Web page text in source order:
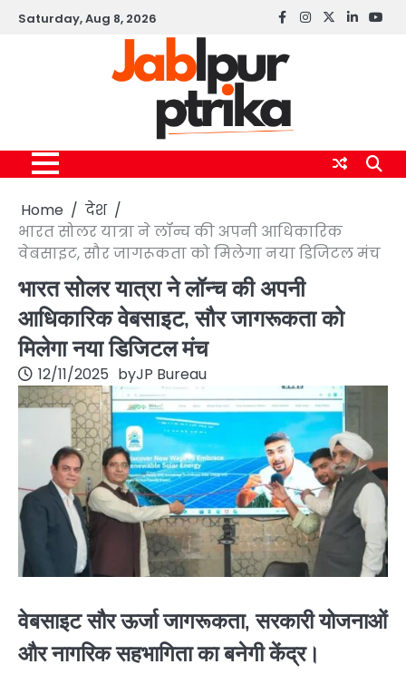
SkipSaturday, Aug 8, 2026 Facebook
instagram
twitterlinkedin
Home
देश
भारत सोलर यात्रा ने लॉन्च की अपनी आधिकारिक
वेबसाइट, सौर जागरूकता को मिलेगा नया डिजिटल मंच
भारत सोलर यात्रा ने लॉन्च की अपनी
आधिकारिक वेबसाइट, सौर जागरूकता को
मिलेगा नया डिजिटल मंच
12/11/2025 byJP Bureau
वेबसाइट सौर ऊर्जा जागरूकता, सरकारी योजनाओं
और नागरिक सहभागिता का बनेगी केंद्र।